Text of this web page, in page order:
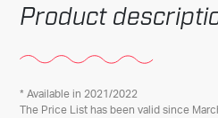
Product
* Available in 2021/2022
The Price List has been valid since